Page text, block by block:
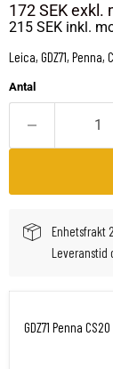
172 SEKexkl.
215 SEK inkl.
Leica, GDZ71, Penna,
Antal
Enhetsfrakt
Leveranstid
GDZ71 Penna